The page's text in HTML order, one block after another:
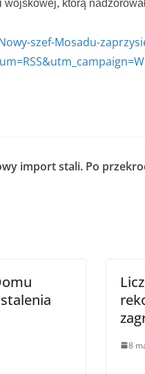
którą
szef-Mosadu-
import stali. Po
8